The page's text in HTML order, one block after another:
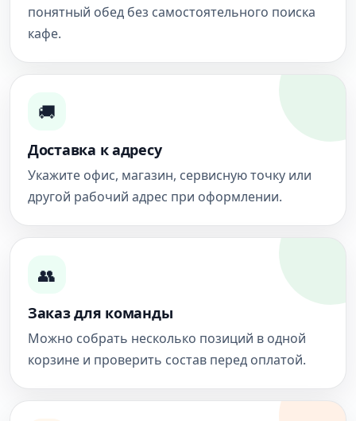
понятный обед без самостоятельного поиска
кафе.
🚚
Доставка к адресу
Укажите офис, магазин, сервисную точку или
другой рабочий адрес при оформлении.
👥
Заказ для команды
Можно собрать несколько позиций в одной
корзине и проверить состав перед оплатой.